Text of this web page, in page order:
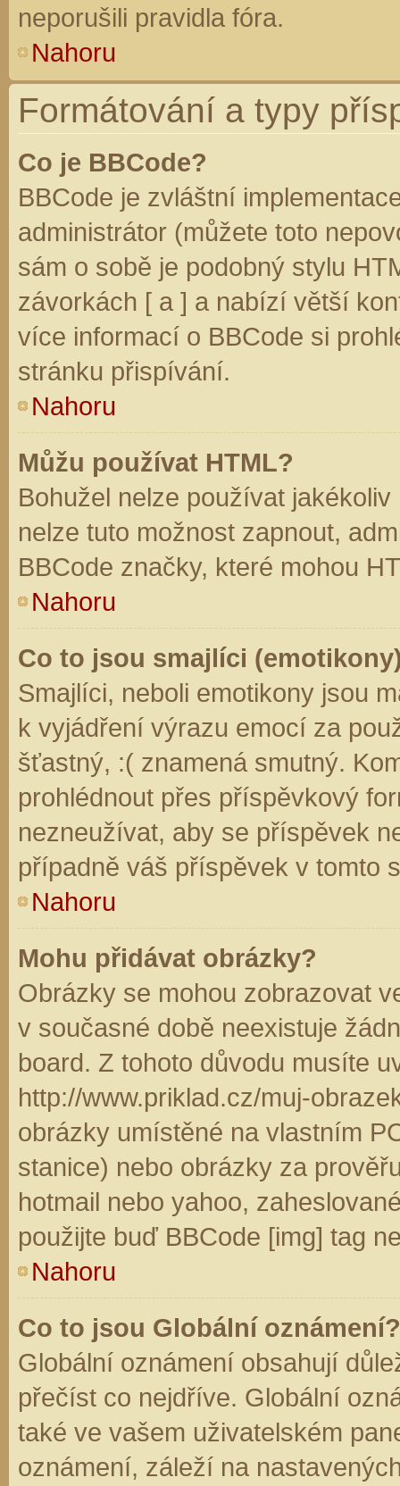
neporušili pravidla fóra.
Nahoru
Formátování a typy
Co je BBCode?
BBCode je zvláštní
administrátor (můžete toto
sám o sobě je podobný stylu
závorkách [ a ] a nabízí větší
více informací o BBCode si
stránku přispívání.
Nahoru
Můžu používat HTML?
Bohužel nelze používat
nelze tuto možnost zapnout,
BBCode značky, které mohou
Nahoru
Co to jsou smajlíci
Smajlíci, neboli emotikony jsou
k vyjádření výrazu emocí za
šťastný, :( znamená smutný.
prohlédnout přes příspěvkový
nezneužívat, aby se příspěvek
případně váš příspěvek v tomto
Nahoru
Mohu přidávat obrázky?
Obrázky se mohou zobrazovat
v současné době neexistuje
board. Z tohoto důvodu musíte
http://www.priklad.cz/muj-
obrázky umístěné na vlastním
stanice) nebo obrázky za
hotmail nebo yahoo,
použijte buď BBCode [img] tag
Nahoru
Co to jsou Globální oznámení?
Globální oznámení obsahují
přečíst co nejdříve. Globální
také ve vašem uživatelském
oznámení, záleží na